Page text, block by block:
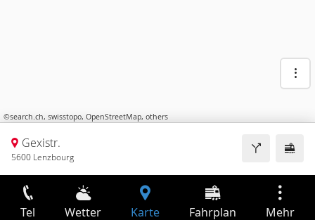
©search.ch, swisstopo, OpenStreetMap, others
Gexistr.
5600 Lenzbourg
Tel Wetter Karte Fahrplan Mehr